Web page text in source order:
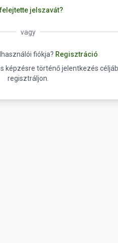
jelszavát?
vagy
fiókja? Regisztráció
képzésre történő jelentkezés
regisztráljon.